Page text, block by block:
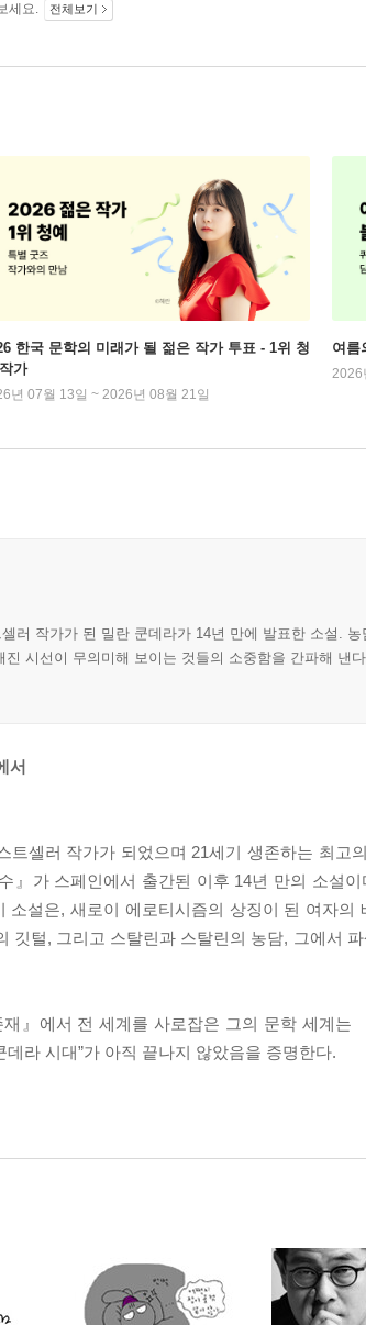
세요. 전체보기
한국 문학의 미래가 될 젊은 작가 투표 - 1위 청
가
년 07월 13일 ~ 2026년 08월 21일
여름
2026
러 작가가 된 밀란 쿤데라가 14년 만에 발표한 소설.
시선이 무의미해 보이는 것들의 소중함을 간파해 낸
서
트셀러 작가가 되었으며 21세기 생존하는 최고
』가 스페인에서 출간된 이후 14년 만의 소설
설은, 새로이 에로티시즘의 상징이 된 여자의
깃털, 그리고 스탈린과 스탈린의 농담, 그에서
』에서 전 세계를 사로잡은 그의 문학 세계는
라 시대”가 아직 끝나지 않았음을 증명한다.